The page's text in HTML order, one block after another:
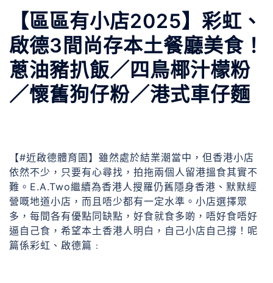
【區區有小店2025】彩虹、
啟德3間尚存本土餐廳美食！
蔥油豬扒飯／四鳥椰汁檬粉
／懷舊狗仔粉／港式車仔麵
【#近啟德體育園】雖然處於結業潮當中，但香港小店
依然不少，只要有心尋找，拍拖兩個人留港搵食其實不
難。E.A.Two繼續為香港人搜羅仍舊隱身香港、默默經
營嘅地道小店，而且唔少都有一定水準。小店選擇眾
多，每間各有優點同缺點，好食就食多啲，唔好食唔好
逼自己食，希望本土香港人明白，自己小店自己撐！呢
篇係彩虹、啟德篇﹕